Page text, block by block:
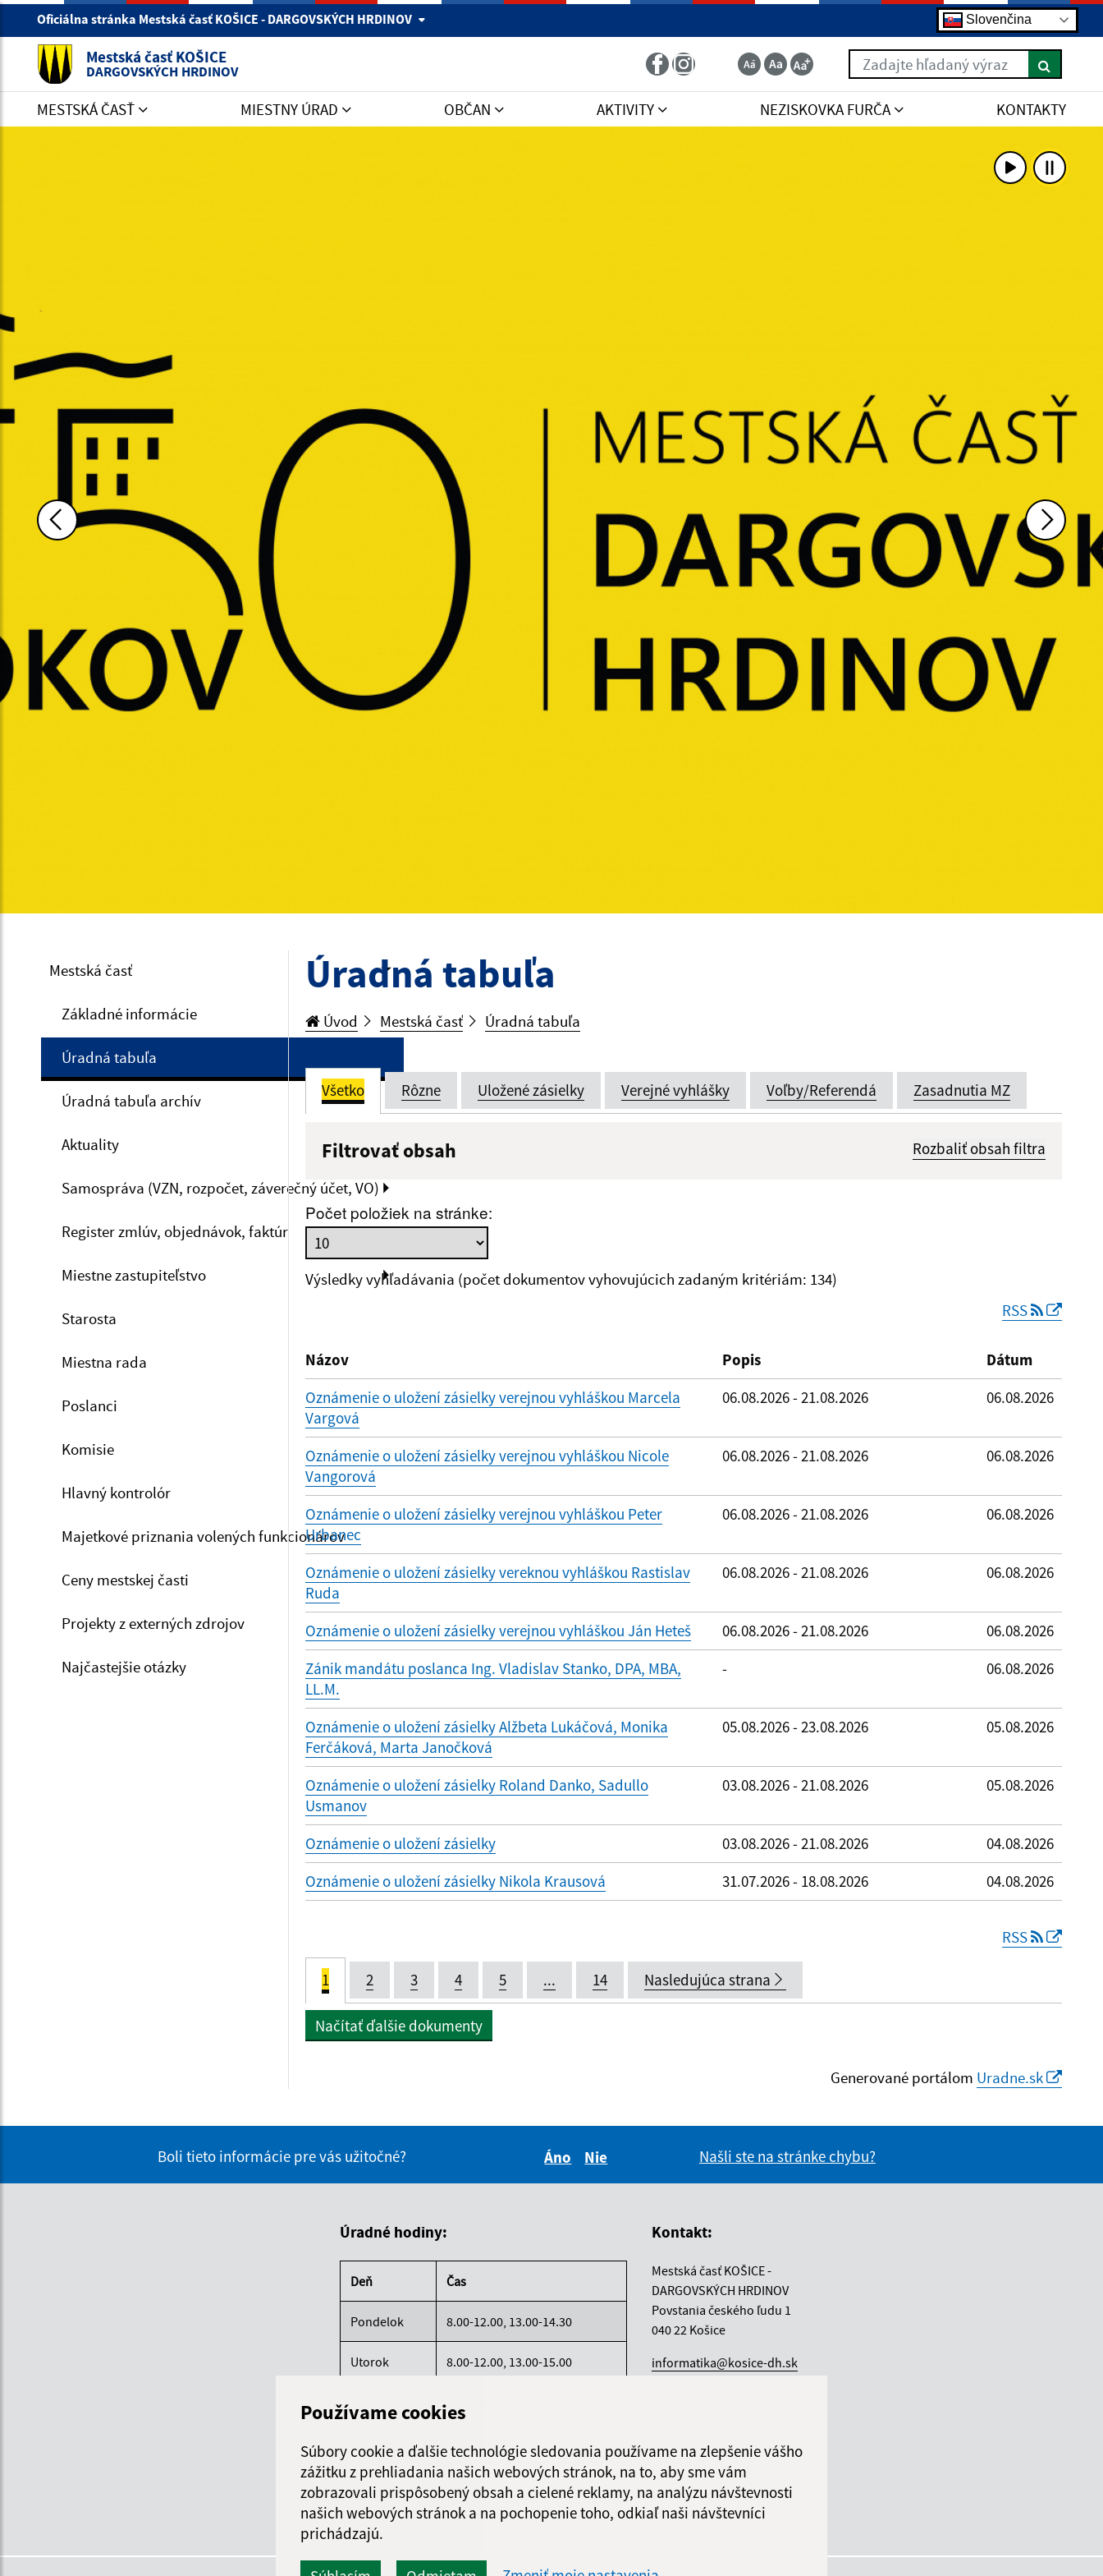
Používame cookies
Súbory cookie a ďalšie technológie sledovania používame na zlepšenie vášho
zážitku z prehliadania našich webových stránok, na to, aby sme vám
zobrazovali prispôsobený obsah a cielené reklamy, na analýzu návštevnosti
našich webových stránok a na pochopenie toho, odkiaľ naši návštevníci
prichádzajú.
Oficiálna stránka Mestská časť KOŠICE - DARGOVSKÝCH HRDINOV Slovenčina
Mestská časť KOŠICE
DARGOVSKÝCH HRDINOV
Zadajte hľadaný výraz
MESTSKÁ ČASŤ MIESTNY ÚRAD OBČAN AKTIVITY NEZISKOVKA FURČA KONTAKTY
Mestská časť
Základné informácie
Úradná tabuľa
Úradná tabuľa archív
Aktuality
Samospráva (VZN, rozpočet, záverečný účet, VO)
Register zmlúv, objednávok, faktúr
Miestne zastupiteľstvo
Starosta
Miestna rada
Poslanci
Komisie
Hlavný kontrolór
Majetkové priznania volených funkcionárov
Ceny mestskej časti
Projekty z externých zdrojov
Najčastejšie otázky
Úradná tabuľa
Úvod Mestská časť Úradná tabuľa
Všetko Rôzne Uložené zásielky Verejné vyhlášky Voľby/Referendá Zasadnutia MZ
Filtrovať obsah Rozbaliť obsah filtra
Dátum zverejnenia do:
Počet položiek na stránke:
Výsledky vyhľadávania (počet dokumentov vyhovujúcich zadaným kritériám: 134)
RSS
Názov Popis
Dátum
Oznámenie o uložení zásielky verejnou vyhláškou Marcela
Vargová
06.08.2026 - 21.08.2026 06.08.2026
Oznámenie o uložení zásielky verejnou vyhláškou Nicole
Vangorová
06.08.2026 - 21.08.2026 06.08.2026
Oznámenie o uložení zásielky verejnou vyhláškou Peter
Urbanec
06.08.2026 - 21.08.2026 06.08.2026
Oznámenie o uložení zásielky vereknou vyhláškou Rastislav
Ruda
06.08.2026 - 21.08.2026 06.08.2026
Oznámenie o uložení zásielky verejnou vyhláškou Ján Heteš 06.08.2026 - 21.08.2026
06.08.2026
Zánik mandátu poslanca Ing. Vladislav Stanko, DPA, MBA,
LL.M.
- 06.08.2026
Oznámenie o uložení zásielky Alžbeta Lukáčová, Monika
Ferčáková, Marta Janočková
05.08.2026 - 23.08.2026 05.08.2026
Oznámenie o uložení zásielky Roland Danko, Sadullo
Usmanov
03.08.2026 - 21.08.2026 05.08.2026
Oznámenie o uložení zásielky 03.08.2026 - 21.08.2026
04.08.2026
Oznámenie o uložení zásielky Nikola Krausová
31.07.2026 - 18.08.2026 04.08.2026
RSS
1 2 3 4 5 ... 14 Nasledujúca strana
Načítať ďalšie dokumenty
Generované portálom Uradne.sk
Boli tieto informácie pre vás užitočné?
Áno
Nie
Našli ste na stránke chybu?
Úradné hodiny:
Deň Čas
Pondelok 8.00-12.00, 13.00-14.30
Utorok 8.00-12.00, 13.00-15.00
Štvrtok 8.00-12.00
Piatok 8.00-12.00
Kontakt:
Mestská časť KOŠICE -
DARGOVSKÝCH HRDINOV
Povstania českého ľudu 1
040 22 Košice
informatika@kosice-dh.sk